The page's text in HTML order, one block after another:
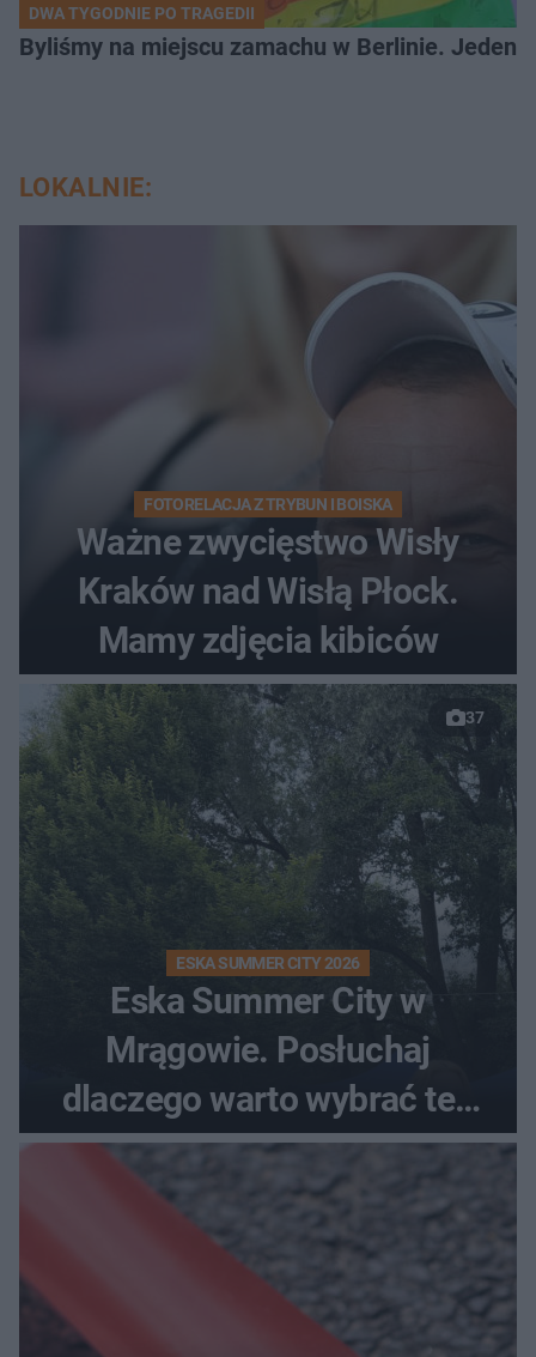
DWA TYGODNIE PO TRAGEDII
Byliśmy na miejscu zamachu w Berlinie. Jeden
LOKALNIE:
FOTORELACJA Z TRYBUN I BOISKA
Ważne zwycięstwo Wisły
Kraków nad Wisłą Płock.
Mamy zdjęcia kibiców
37
ESKA SUMMER CITY 2026
Eska Summer City w
Mrągowie. Posłuchaj
dlaczego warto wybrać ten
kierunek na urlop!